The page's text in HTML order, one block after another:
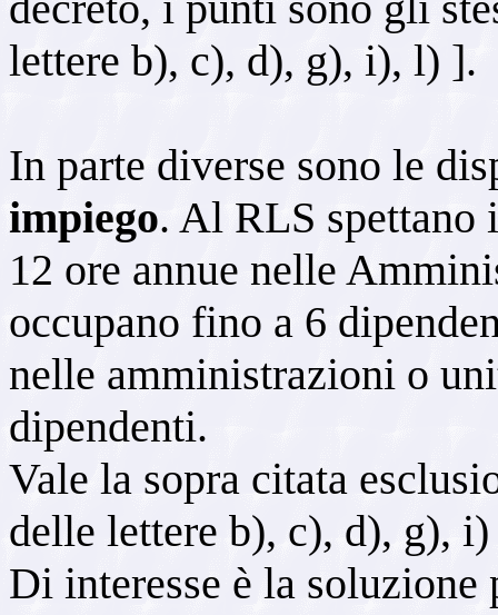
lettere b), c), d), g), i), l) ].
In parte diverse sono le
impiego. Al RLS spettano
12 ore annue nelle
occupano fino a 6
nelle amministrazioni o
dipendenti.
Vale la sopra citata
delle lettere b), c), d), g),
Di interesse è la soluzione